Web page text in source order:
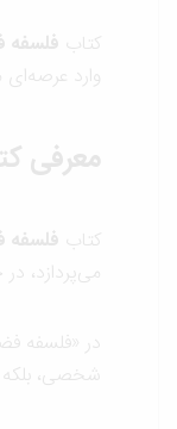
کتاب
وارد
معرفی
کتاب
می‌پردازد،
در «فلسفه
شخصی، بلکه